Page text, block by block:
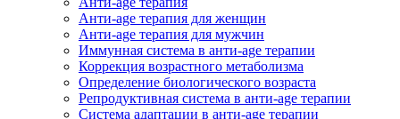
Анти-age терапия для женщин
Анти-age терапия для мужчин
Иммунная система в анти-age терапии
Коррекция возрастного метаболизма
Определение биологического возраста
Репродуктивная система в анти-age терапии
Система адаптации в анти-age терапии